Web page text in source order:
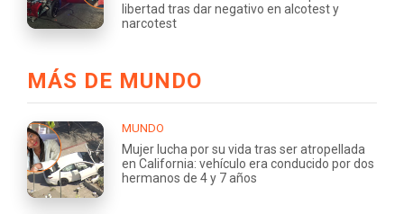
libertad tras dar negativo en alcotest y
narcotest
MÁS DE MUNDO
MUNDO
Mujer lucha por su vida tras ser atropellada
en California: vehículo era conducido por dos
hermanos de 4 y 7 años